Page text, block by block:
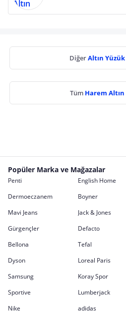
DiğerAltın Yüzük
Tüm Harem Altın
Popüler Marka ve Mağazalar
Penti English Home
Dermoeczanem
Boyner
Mavi Jeans
Jack & Jones
Gürgençler
Defacto
Bellona
Tefal
Dyson
Loreal Paris
Samsung
Koray Spor
Sportive
Lumberjack
Nike
adidas